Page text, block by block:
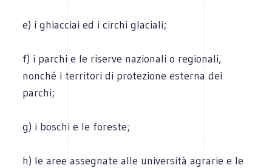
e) i ghiacciai ed i circhi glaciali;
f) i parchi e le riserve nazionali o regionali,
nonché i territori di protezione esterna dei
parchi;
g) i boschi e le foreste;
h) le aree assegnate alle università agrarie e le